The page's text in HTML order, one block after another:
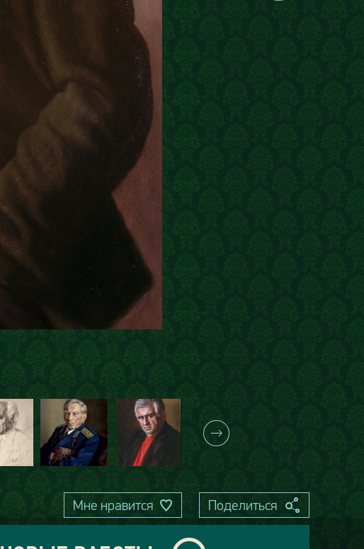
Мне нравится Поделиться